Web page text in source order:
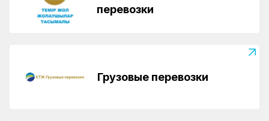
перевозки
Грузовые перевозки